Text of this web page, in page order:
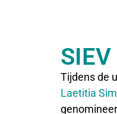
Tijdens de
Laetitia